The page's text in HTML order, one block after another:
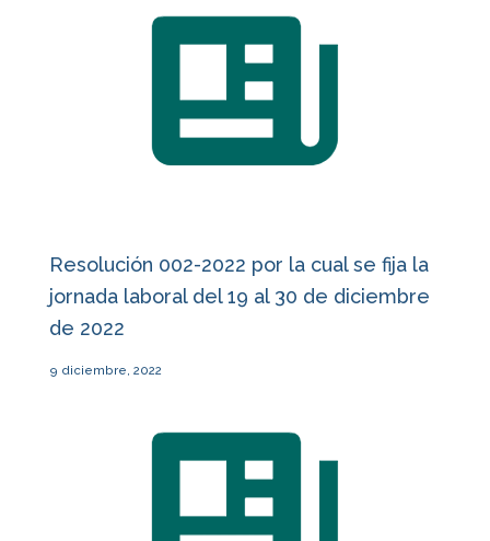
Resolución 002-2022 por la cual se fija la
jornada laboral del 19 al 30 de diciembre
de 2022
9 diciembre, 2022